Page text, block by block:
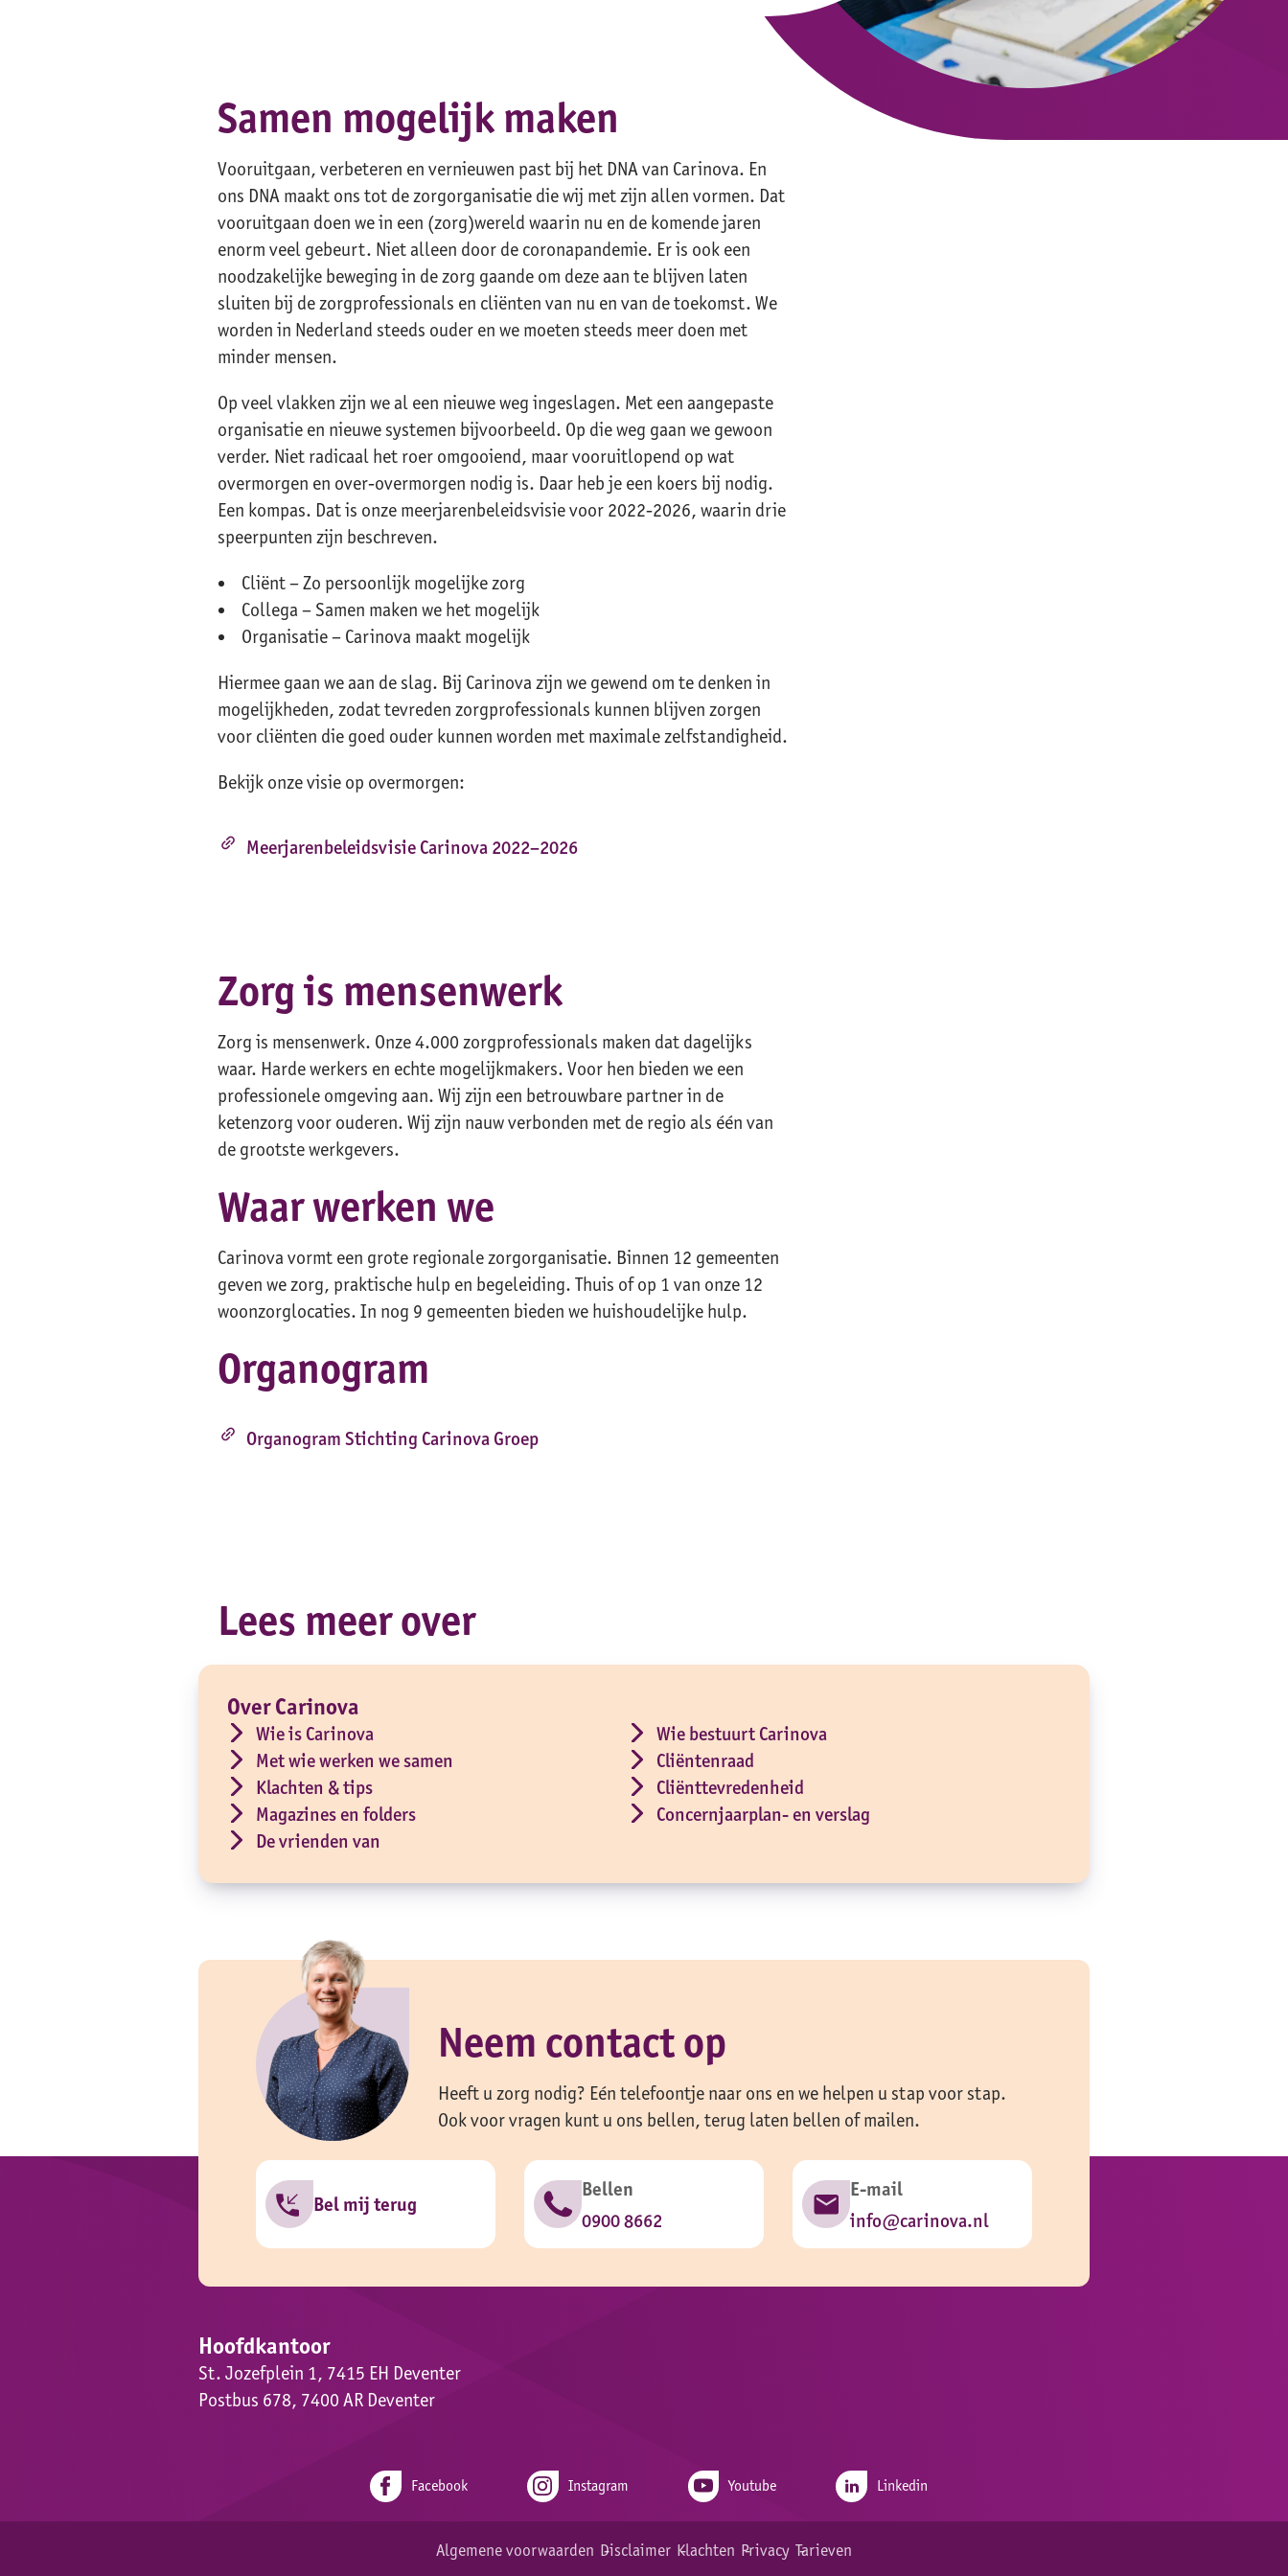
Samen mogelijk maken
Vooruitgaan, verbeteren en vernieuwen past bij het DNA van Carinova. En
ons DNA maakt ons tot de zorgorganisatie die wij met zijn allen vormen. Dat
vooruitgaan doen we in een (zorg)wereld waarin nu en de komende jaren
enorm veel gebeurt. Niet alleen door de coronapandemie. Er is ook een
noodzakelijke beweging in de zorg gaande om deze aan te blijven laten
sluiten bij de zorgprofessionals en cliënten van nu en van de toekomst. We
worden in Nederland steeds ouder en we moeten steeds meer doen met
minder mensen.
Op veel vlakken zijn we al een nieuwe weg ingeslagen. Met een aangepaste
organisatie en nieuwe systemen bijvoorbeeld. Op die weg gaan we gewoon
verder. Niet radicaal het roer omgooiend, maar vooruitlopend op wat
overmorgen en over-overmorgen nodig is. Daar heb je een koers bij nodig.
Een kompas. Dat is onze meerjarenbeleidsvisie voor 2022-2026, waarin drie
speerpunten zijn beschreven.
Cliënt – Zo persoonlijk mogelijke zorg
Collega – Samen maken we het mogelijk
Organisatie – Carinova maakt mogelijk
Hiermee gaan we aan de slag. Bij Carinova zijn we gewend om te denken in
mogelijkheden, zodat tevreden zorgprofessionals kunnen blijven zorgen
voor cliënten die goed ouder kunnen worden met maximale zelfstandigheid.
Bekijk onze visie op overmorgen:
link Meerjarenbeleidsvisie Carinova 2022–2026
Zorg is mensenwerk
Zorg is mensenwerk. Onze 4.000 zorgprofessionals maken dat dagelijks
waar. Harde werkers en echte mogelijkmakers. Voor hen bieden we een
professionele omgeving aan. Wij zijn een betrouwbare partner in de
ketenzorg voor ouderen. Wij zijn nauw verbonden met de regio als één van
de grootste werkgevers.
Waar werken we
Carinova vormt een grote regionale zorgorganisatie. Binnen 12 gemeenten
geven we zorg, praktische hulp en begeleiding. Thuis of op 1 van onze 12
woonzorglocaties. In nog 9 gemeenten bieden we huishoudelijke hulp.
Organogram
link Organogram Stichting Carinova Groep
Lees meer over
Over Carinova
Wie is Carinova
Wie bestuurt Carinova
Met wie werken we samen
Cliëntenraad
Klachten & tips
Cliënttevredenheid
Magazines en folders
Concernjaarplan- en verslag
De vrienden van
Neem contact op
Heeft u zorg nodig? Eén telefoontje naar ons en we helpen u stap voor stap.
Ook voor vragen kunt u ons bellen, terug laten bellen of mailen.
Bel mij terug
Bellen
0900 8662
E-mail
info@carinova.nl
Hoofdkantoor
St. Jozefplein 1, 7415 EH Deventer
Postbus 678, 7400 AR Deventer
Facebook Instagram Youtube Linkedin
Algemene voorwaarden Disclaimer Klachten Privacy Tarieven